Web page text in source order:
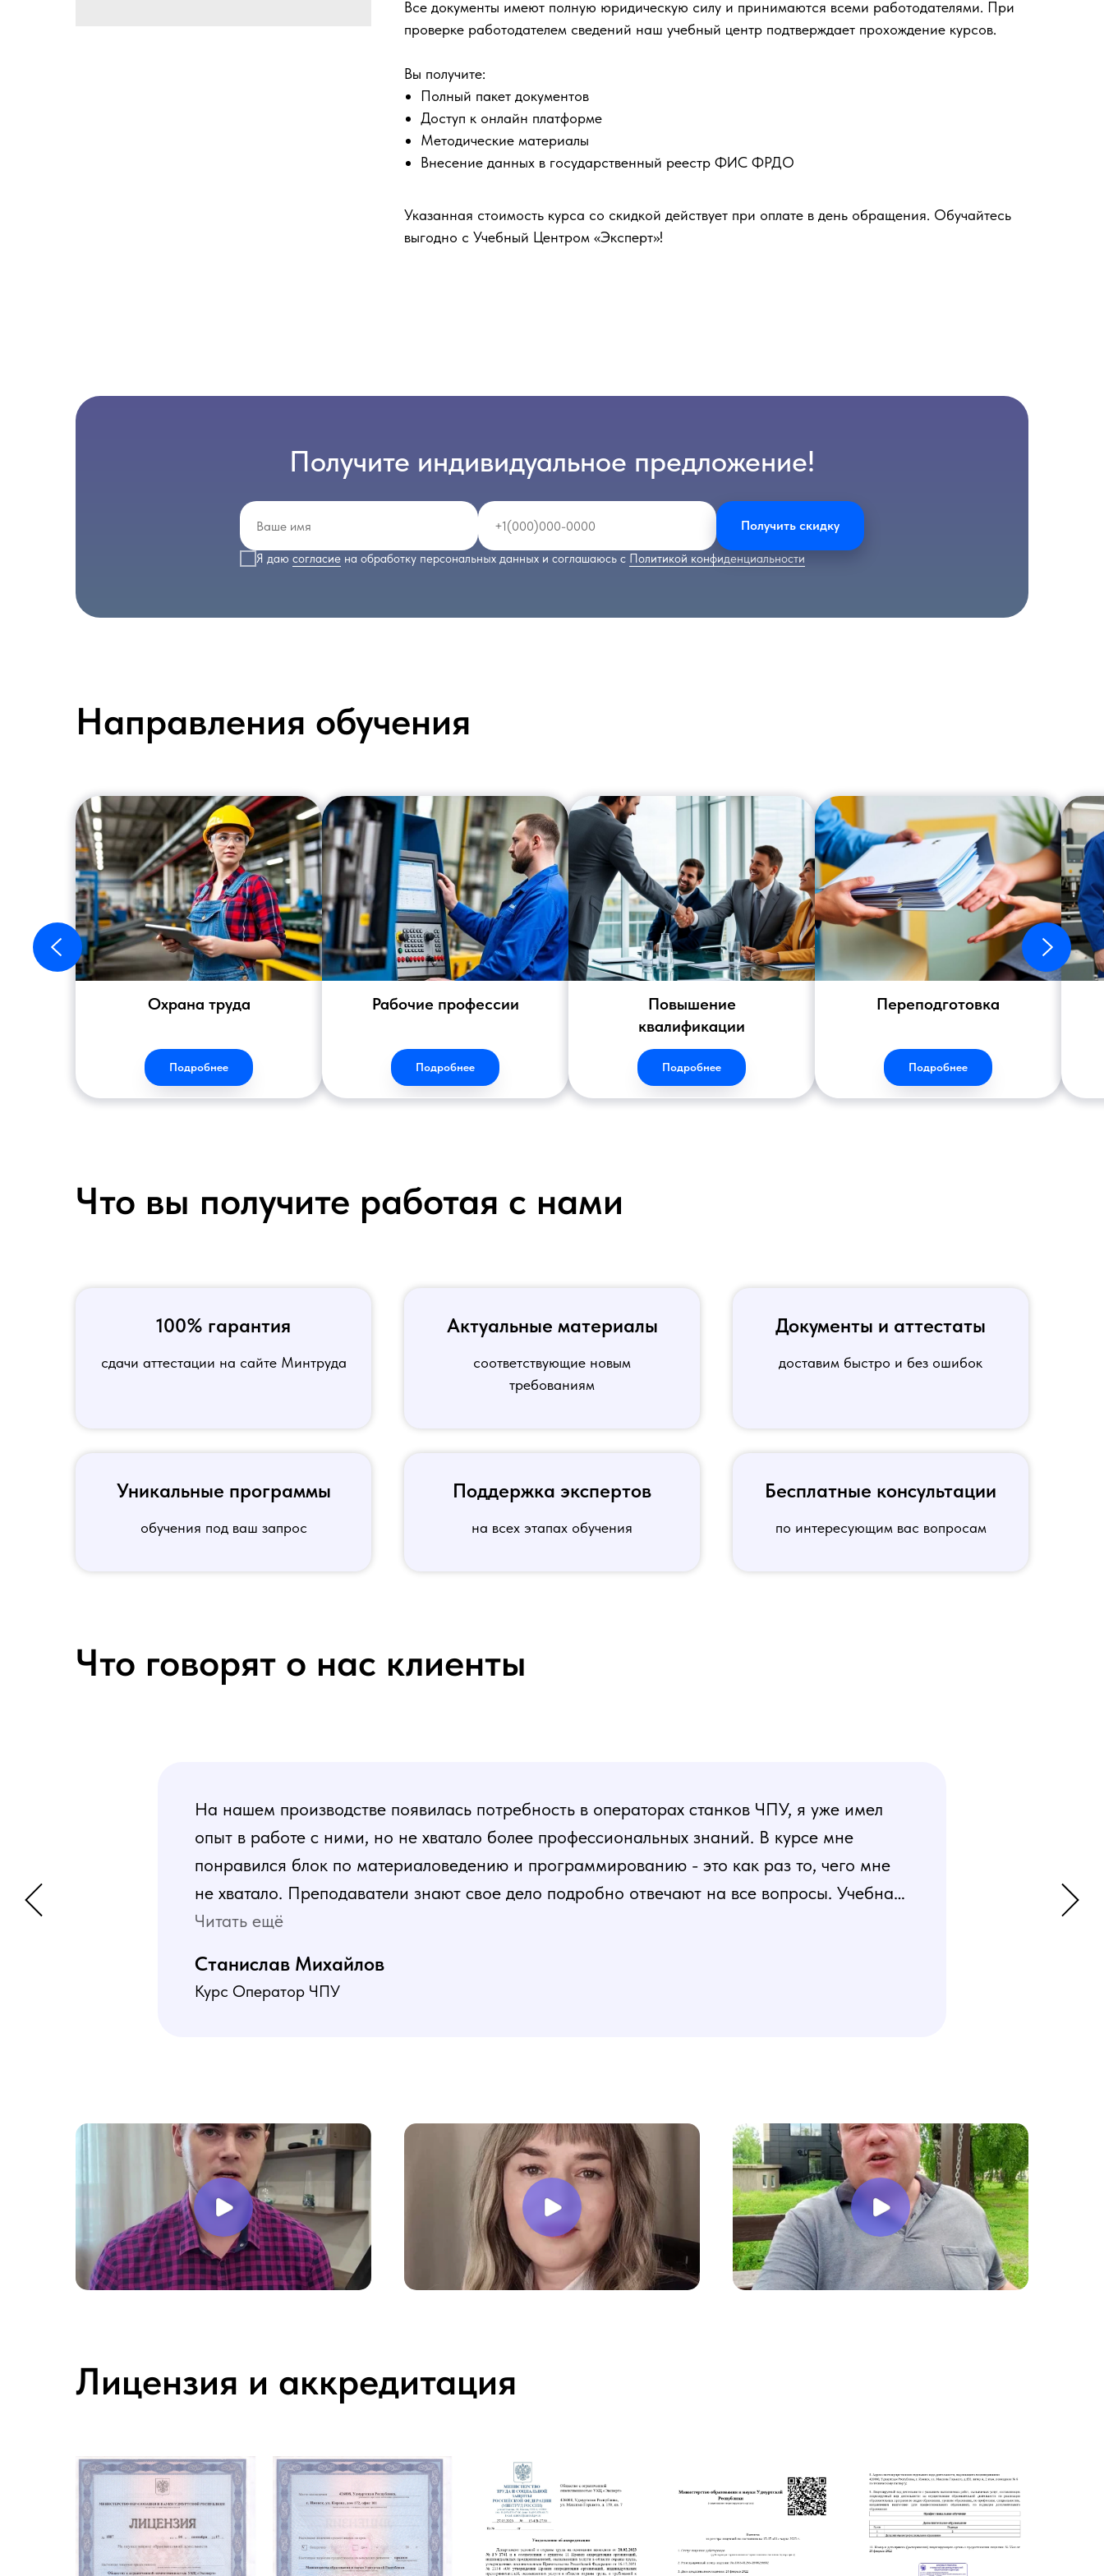
Все документы имеют полную юридическую силу и принимаются всеми работодателями. При
проверке работодателем сведений наш учебный центр подтверждает прохождение курсов.
Вы получите:
Полный пакет документов
Доступ к онлайн платформе
Методические материалы
Внесение данных в государственный реестр ФИС ФРДО
Указанная стоимость курса со скидкой действует при оплате в день обращения. Обучайтесь
выгодно с Учебный Центром «Эксперт»!
Получите индивидуальное предложение!
Я даю согласие на обработку персональных данных и соглашаюсь с Политикой конфиденциальности
Получить скидку
Направления обучения
Охрана труда
Подробнее
Рабочие профессии
Подробнее
Повышение
квалификации
Подробнее
Переподготовка
Подробнее
Что вы получите работая с нами
100% гарантия
сдачи аттестации на сайте Минтруда
Актуальные материалы
соответствующие новым
требованиям
Документы и аттестаты
доставим быстро и без ошибок
Уникальные программы
обучения под ваш запрос
Поддержка экспертов
на всех этапах обучения
Бесплатные консультации
по интересующим вас вопросам
Что говорят о нас клиенты
На нашем производстве появилась потребность в операторах станков ЧПУ, я уже имел
опыт в работе с ними, но не хватало более профессиональных знаний. В курсе мне
понравился блок по материаловедению и программированию - это как раз то, чего мне
не хватало. Преподаватели знают свое дело подробно отвечают на все вопросы. Учебная
программа пошаговая и постепенная, это очень облегчает процесс усвоения материала.
Читать ещё
Станислав Михайлов
Курс Оператор ЧПУ
Лицензия и аккредитация